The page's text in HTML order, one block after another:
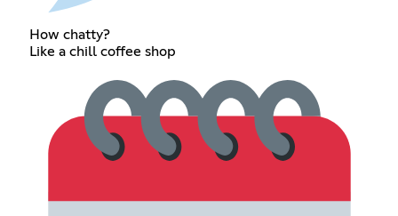
How chatty?
Like a chill coffee shop